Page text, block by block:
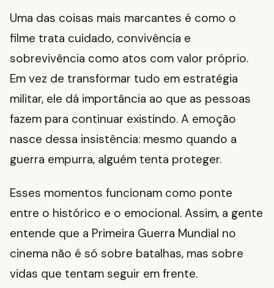
Uma das coisas mais marcantes é como o
filme trata cuidado, convivência e
sobrevivência como atos com valor próprio.
Em vez de transformar tudo em estratégia
militar, ele dá importância ao que as pessoas
fazem para continuar existindo. A emoção
nasce dessa insistência: mesmo quando a
guerra empurra, alguém tenta proteger.
Esses momentos funcionam como ponte
entre o histórico e o emocional. Assim, a gente
entende que a Primeira Guerra Mundial no
cinema não é só sobre batalhas, mas sobre
vidas que tentam seguir em frente.